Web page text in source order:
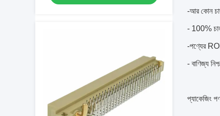
-আর কোন
- 100%
-পণ্যের
- বাণিজ্য
প্যাকেজিং